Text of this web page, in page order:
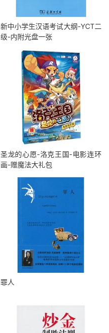
新中小学生汉语考试大纲-YCT二
级-内附光盘一张
圣龙的心愿-洛克王国-电影连环
画-赠魔法大礼包
罪人